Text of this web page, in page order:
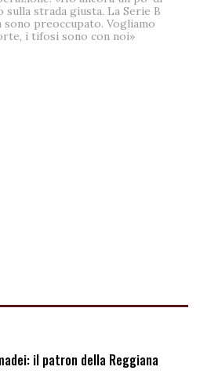
sulla strada giusta. La Serie B
sono preoccupato. Vogliamo
i tifosi sono con noi»
il patron della Reggiana